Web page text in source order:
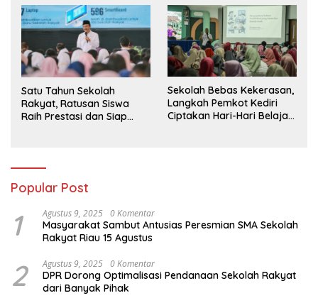
Satu Tahun Sekolah
Rakyat, Ratusan Siswa
Raih Prestasi dan Siap
Sekolah Bebas Kekerasan,
Langkah Pemkot Kediri
Ciptakan Hari-Hari Belajar
Popular Post
1 Agustus 9, 2025 0 Komentar
Masyarakat Sambut Antusias Peresmian SMA Sekolah
Rakyat Riau 15 Agustus
2 Agustus 9, 2025 0 Komentar
DPR Dorong Optimalisasi Pendanaan Sekolah Rakyat
dari Banyak Pihak